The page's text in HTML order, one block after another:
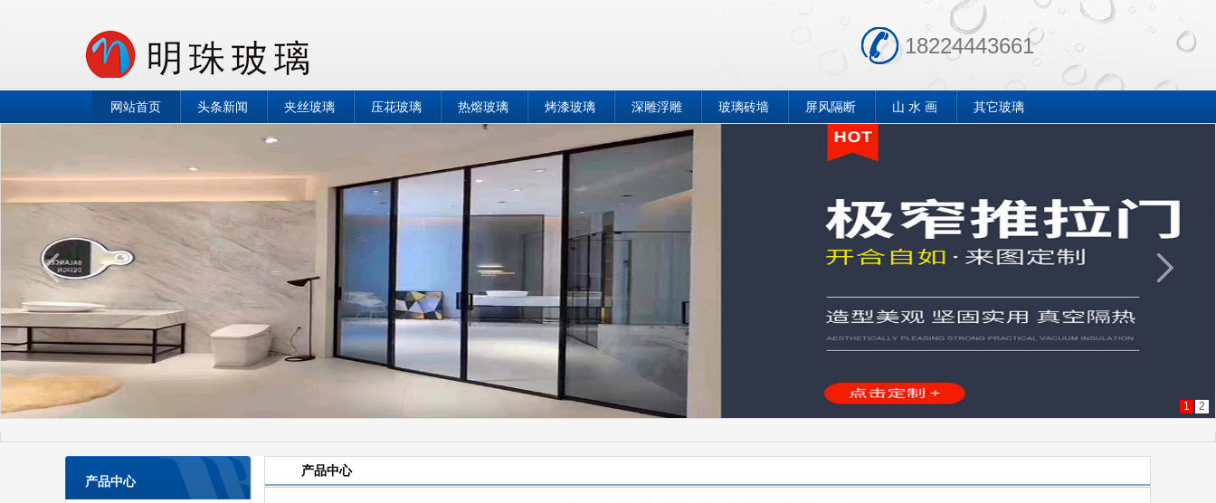
18224443661
网站首页 头条新闻 夹丝玻璃 压花玻璃 热熔玻璃 烤漆玻璃 深雕浮雕 玻璃砖墙 屏风隔断 山 水 画 其它玻璃
1 2
产品中心
产品中心